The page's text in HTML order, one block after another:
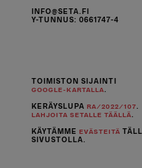
INFO@SETA.FI
Y-TUNNUS: 0661747-4
TOIMISTON SIJAINTI
GOOGLE-KARTALLA.
KERÄYSLUPARA/2022/107.
LAHJOITA SETALLE TÄÄLLÄ.
KÄYTÄMMEEVÄSTEITÄ
SIVUSTOLLA.